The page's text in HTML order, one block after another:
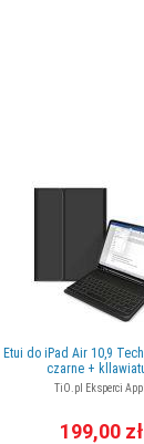
Etui do iPad Air 10,9
czarne +
TiO.pl Eksperci
199,00 zł